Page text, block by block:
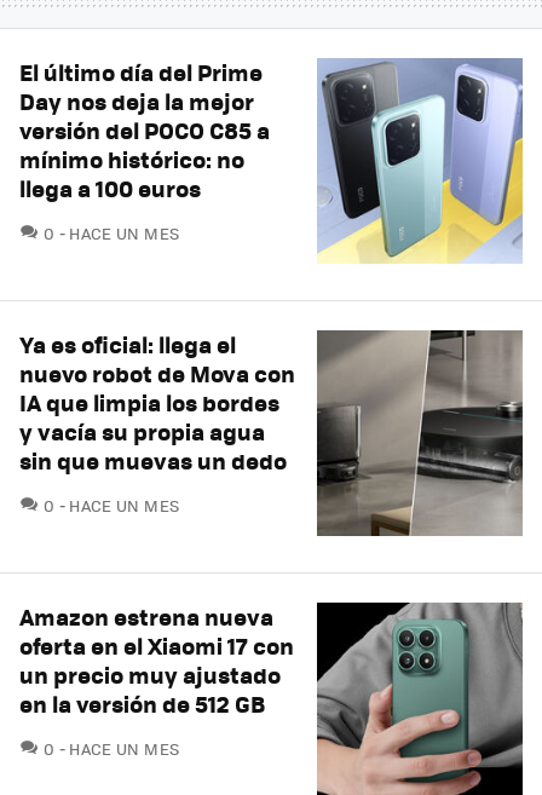
El último día del Prime
Day nos deja la mejor
versión del POCO C85 a
mínimo histórico: no
llega a 100 euros
0 COMENTARIOS
HACE UN MES
Ya es oficial: llega el
nuevo robot de Mova con
IA que limpia los bordes
y vacía su propia agua
sin que muevas un dedo
0 COMENTARIOS
HACE UN MES
Amazon estrena nueva
oferta en el Xiaomi 17 con
un precio muy ajustado
en la versión de 512 GB
0 COMENTARIOS
HACE UN MES